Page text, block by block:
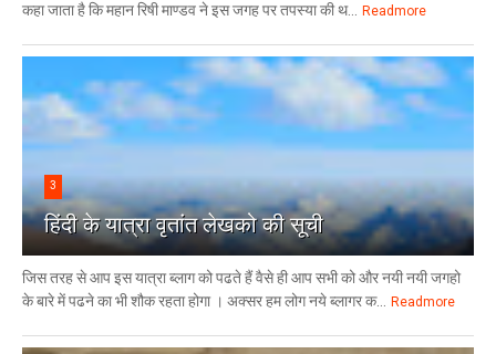
कहा जाता है कि महान रिषी माण्डव ने इस जगह पर तपस्या की थ...
Readmore
3
हिंदी के यात्रा वृतांत लेखको की सूची
जिस तरह से आप इस यात्रा ब्लाग को पढते हैं वैसे ही आप सभी को और नयी नयी जगहो
के बारे में पढने का भी शौक रहता होगा । अक्सर हम लोग नये ब्लागर क...
Readmore